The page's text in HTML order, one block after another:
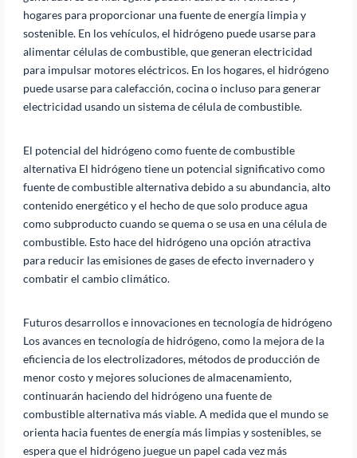
hogares para proporcionar una fuente de energía limpia y
sostenible. En los vehículos, el hidrógeno puede usarse para
alimentar células de combustible, que generan electricidad
para impulsar motores eléctricos. En los hogares, el hidrógeno
puede usarse para calefacción, cocina o incluso para generar
electricidad usando un sistema de célula de combustible.
El potencial del hidrógeno como fuente de combustible
alternativa El hidrógeno tiene un potencial significativo como
fuente de combustible alternativa debido a su abundancia, alto
contenido energético y el hecho de que solo produce agua
como subproducto cuando se quema o se usa en una célula de
combustible. Esto hace del hidrógeno una opción atractiva
para reducir las emisiones de gases de efecto invernadero y
combatir el cambio climático.
Futuros desarrollos e innovaciones en tecnología de hidrógeno
Los avances en tecnología de hidrógeno, como la mejora de la
eficiencia de los electrolizadores, métodos de producción de
menor costo y mejores soluciones de almacenamiento,
continuarán haciendo del hidrógeno una fuente de
combustible alternativa más viable. A medida que el mundo se
orienta hacia fuentes de energía más limpias y sostenibles, se
espera que el hidrógeno juegue un papel cada vez más